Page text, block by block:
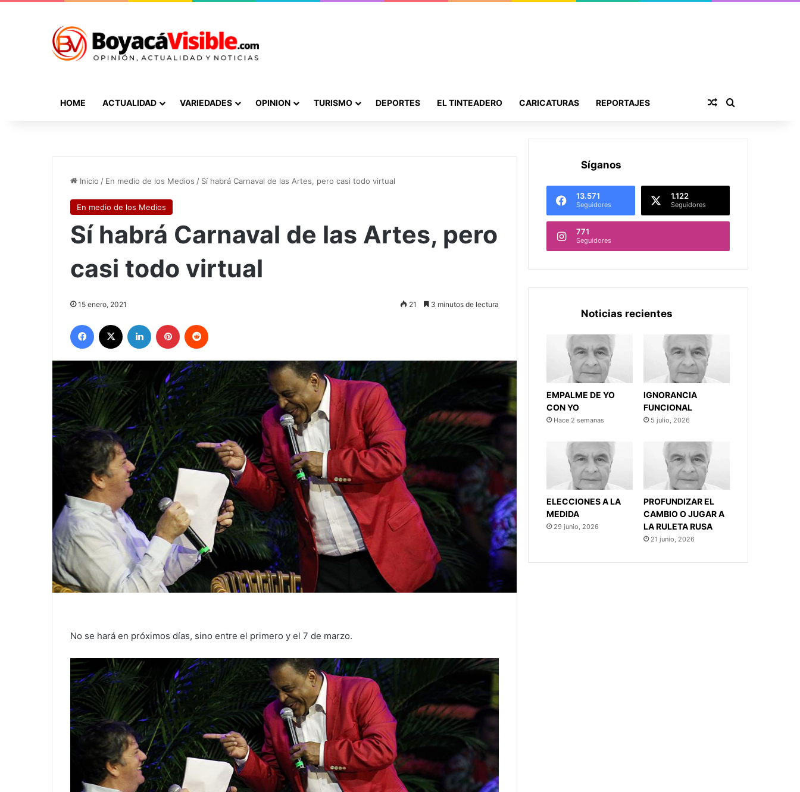
HOME ACTUALIDAD VARIEDADES OPINION TURISMO DEPORTES EL TINTEADERO CARICATURAS REPORTAJES Publicación al
Inicio / En medio de los Medios / Sí habrá Carnaval de las Artes, pero casi todo virtual
En medio de los Medios
Sí habrá Carnaval de las Artes, pero
casi todo virtual
15 enero, 2021 21 3 minutos de lectura
Facebook LinkedIn Pinterest
No se hará en próximos días, sino entre el primero y el 7 de marzo.
Síganos
13.571
Seguidores
1.122
Seguidores
771
Seguidores
Noticias recientes
EMPALME DE YO
CON YO
Hace 2 semanas
IGNORANCIA
FUNCIONAL
5 julio, 2026
ELECCIONES A LA
MEDIDA
29 junio, 2026
PROFUNDIZAR EL
CAMBIO O JUGAR A
LA RULETA RUSA
21 junio, 2026